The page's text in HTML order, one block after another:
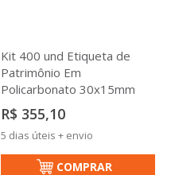
Kit 400 und Etiqueta de
Patrimônio Em
Policarbonato 30x15mm
R$ 355,10
5 dias úteis + envio
COMPRAR